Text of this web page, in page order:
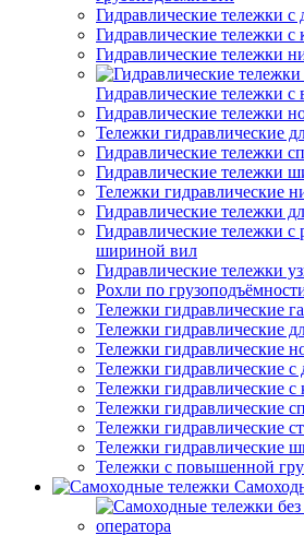
Гидравлические тележки
Гидравлические тележки
Гидравлические тележки
Гидравлические тележки с
Гидравлические тележки
Тележки гидравлические
Гидравлические тележки
Гидравлические тележки
Тележки гидравлические
Гидравлические тележки
Гидравлические тележки
шириной вил
Гидравлические тележки
Рохли по
Тележки гидравлические
Тележки гидравлические
Тележки гидравлические
Тележки гидравлические
Тележки гидравлические
Тележки гидравлические
Тележки гидравлические
Тележки гидравлические
Тележки с повышенной